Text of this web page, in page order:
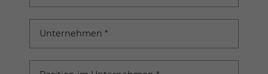
Unternehmen *